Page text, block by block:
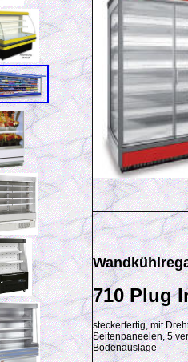
710 Plug
steckerfertig, mit
Seitenpaneelen, 5
Bodenauslage